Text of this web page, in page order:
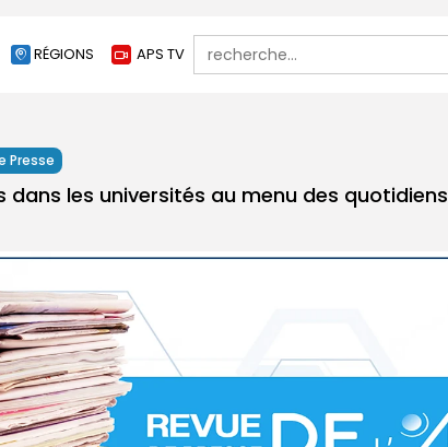
RÉGIONS APS TV
Search
for:
Presse
dans les universités au menu des quotidiens